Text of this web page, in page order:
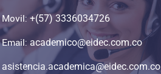
Movil: +(57) 3336034726
Email: academico@eidec.com.co
asistencia.academica@eidec.com.co